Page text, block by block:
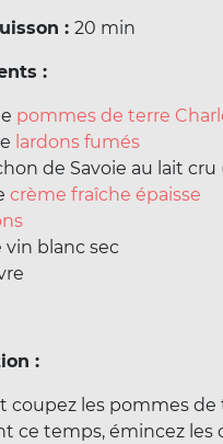
: 20 min
:
pommes de terre
lardons fumés
de Savoie au lait cru
crème fraîche épaisse
vin blanc sec
:
coupez les pommes
ce temps, émincez les